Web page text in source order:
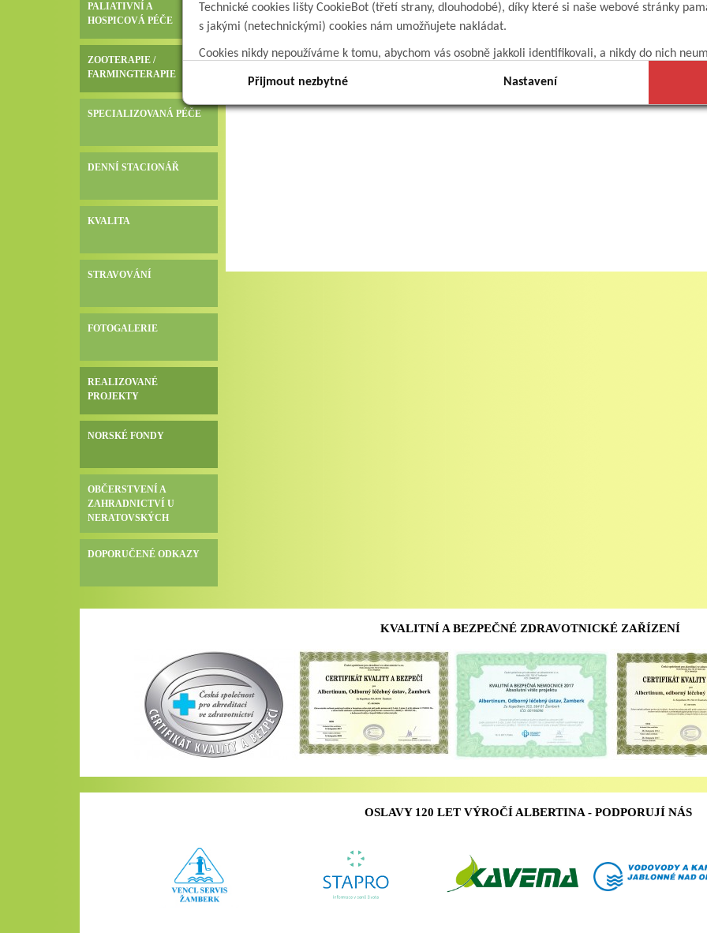
PALIATIVNÍ A
HOSPICOVÁ PÉČE
ZOOTERAPIE /
FARMINGTERAPIE
SPECIALIZOVANÁ PÉČE
DENNÍ STACIONÁŘ
KVALITA
STRAVOVÁNÍ
FOTOGALERIE
REALIZOVANÉ
PROJEKTY
NORSKÉ FONDY
OBČERSTVENÍ A
ZAHRADNICTVÍ U
NERATOVSKÝCH
DOPORUČENÉ ODKAZY
KVALITNÍ A BEZPEČNÉ ZDRAVOTNICKÉ ZAŘÍZENÍ
OSLAVY 120 LET VÝROČÍ ALBERTINA - PODPORUJÍ NÁS
Technické cookies lišty CookieBot (třetí strany, dlouhodobé), díky které si naše webové stránky
s jakými (netechnickými) cookies nám umožňujete nakládat.
Cookies nikdy nepoužíváme k tomu, abychom vás osobně jakkoli identifikovali, a nikdy do nich
Přijmout nezbytné Nastavení